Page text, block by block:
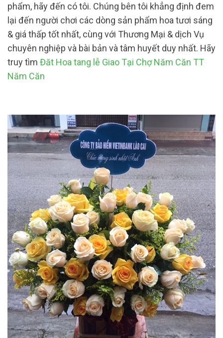
phẩm, hãy đến có tôi. Chúng bên tôi khẳng định đem
lại đến người chơi các dòng sản phẩm hoa tươi sáng
& giá thấp tốt nhất, cùng với Thương Mại & dịch Vụ
chuyên nghiệp và bài bản và tâm huyết duy nhất. Hãy
truy tìm Đăt Hoa tang lễ Giao Tại Chợ Năm Căn TT
Năm Căn